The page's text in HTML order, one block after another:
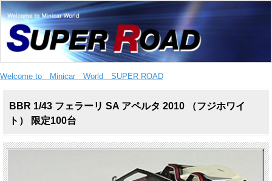
Welcome to Minicar World SUPER ROAD
BBR 1/43 フェラーリ SA アペルタ 2010 （フジホワイ
ト） 限定100台